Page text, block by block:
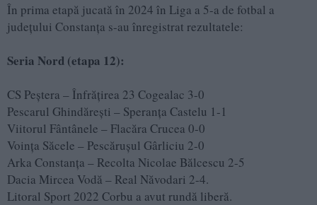
În prima etapă jucată în 2024 în Liga a 5-a de fotbal a
județului Constanța s-au înregistrat rezultatele:
Seria Nord (etapa 12):
CS Peștera – Înfrățirea 23 Cogealac 3-0
Pescarul Ghindărești – Speranța Castelu 1-1
Viitorul Fântânele – Flacăra Crucea 0-0
Voința Săcele – Pescărușul Gârliciu 2-0
Arka Constanța – Recolta Nicolae Bălcescu 2-5
Dacia Mircea Vodă – Real Năvodari 2-4.
Litoral Sport 2022 Corbu a avut rundă liberă.